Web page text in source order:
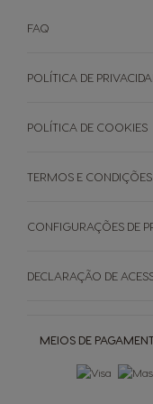
NEO Lungos e
Como funciona
EVENTOS
Black Friday
Manuais De Utilizador
Garantias
Promoções
SOBRE
Cápsulas Castanhas
MEIOS DE
FAQ
POLÍTICA DE
POLÍTICA DE COOKIES
TERMOS E CONDIÇÕES
CONFIGURAÇÕES DE
DECLARAÇÃO DE